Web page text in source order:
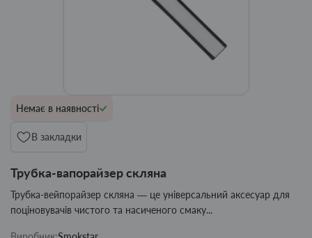
Немає в наявності
В закладки
Трубка-вапорайзер скляна
Трубка-вейпорайзер скляна — це універсальний аксесуар для
поціновувачів чистого та насиченого смаку...